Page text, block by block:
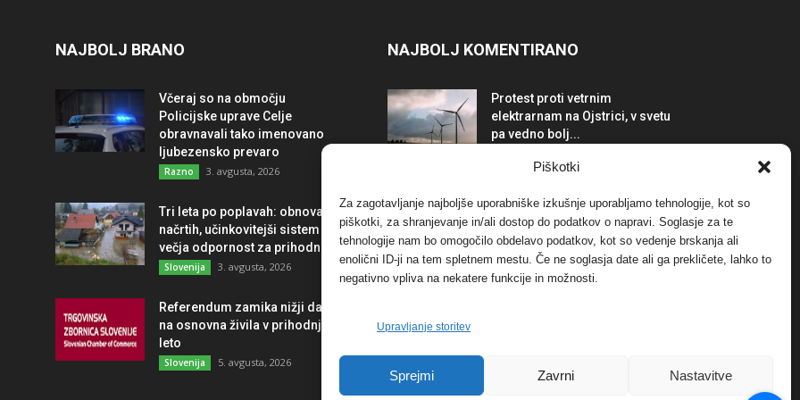
Piškotki
Za zagotavljanje najboljše uporabniške izkušnje uporabljamo tehnologije, kot so
piškotki, za shranjevanje in/ali dostop do podatkov o napravi. Soglasje za te
tehnologije nam bo omogočilo obdelavo podatkov, kot so vedenje brskanja ali
enolični ID-ji na tem spletnem mestu. Če ne soglasja date ali ga prekličete, lahko to
negativno vpliva na nekatere funkcije in možnosti.
Upravljanje storitev
Sprejmi Zavrni Nastavitve
NAJBOLJ BRANO
Včeraj so na območju
Policijske uprave Celje
obravnavali tako imenovano
ljubezensko prevaro
Razno 3. avgusta, 2026
Tri leta po poplavah: obnova po
načrtih, učinkovitejši sistem in
večja odpornost za prihodnost
Slovenija 3. avgusta, 2026
Referendum zamika nižji davek
na osnovna živila v prihodnje
leto
Slovenija 5. avgusta, 2026
NAJBOLJ KOMENTIRANO
Protest proti vetrnim
elektrarnam na Ojstrici, v svetu
pa vedno bolj...
elektrarnam Verbund
Dogodki 29. januarja, 2018
FOTO: Razstava cvetličarskega